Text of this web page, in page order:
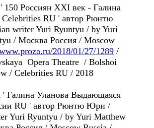
150 Россиян XXI век - Галина
RU ' автор Рюнтю
writer Yuri Ryuntyu / by Yuri
/ Москва Россия / Moscow
2018/01/27/1289 /
Opera Theatre / Bolshoi
/ Celebrities RU / 2018
' Галина Уланова Выдающаяся
RU ' автор Рюнтю Юри /
Yuri Ryuntyu / by Yuri Matthew